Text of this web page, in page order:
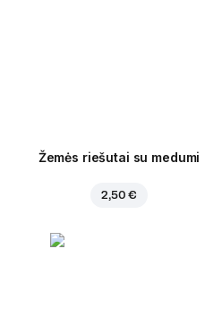
Žemės riešutai su medumi
2,50 €